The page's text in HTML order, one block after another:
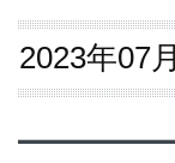
2023年07月